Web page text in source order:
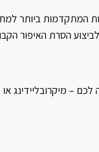
המתקדמות ביותר
הסרת האיפור
– מיקרובליידינג או